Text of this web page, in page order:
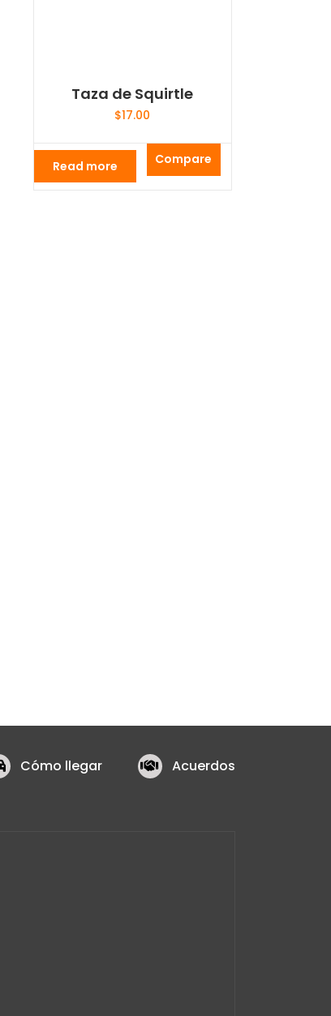
Taza de Squirtle
$17.00
Read more Compare
Cómo llegar Acuerdos